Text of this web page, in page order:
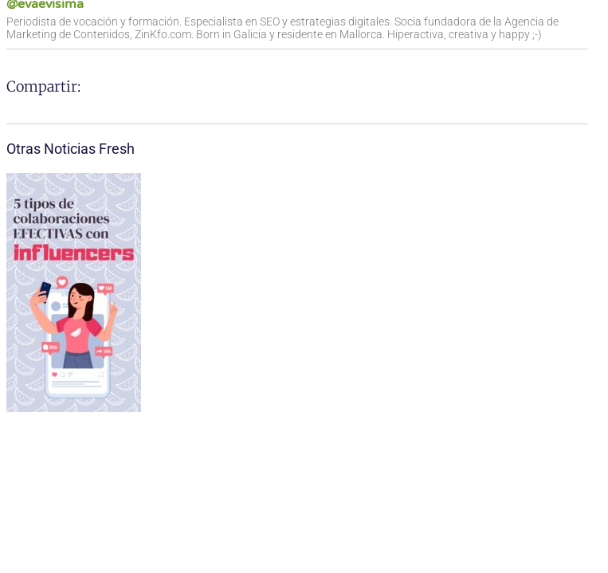
@evaevisima
Periodista de vocación y formación. Especialista en SEO y estrategias digitales. Socia fundadora de la Agencia de
Marketing de Contenidos, ZinKfo.com. Born in Galicia y residente en Mallorca. Hiperactiva, creativa y happy ;-)
Compartir:
Otras Noticias Fresh